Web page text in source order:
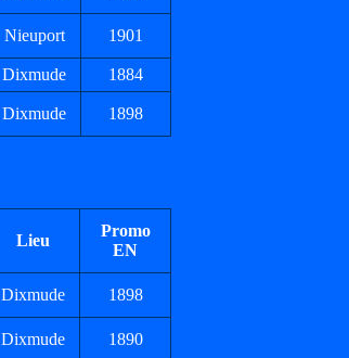
Nieuport 1901
Dixmude 1884
Dixmude 1898
Lieu
Promo
EN
Dixmude 1898
Dixmude 1890